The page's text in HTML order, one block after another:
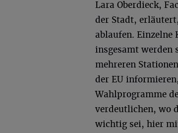
Lara Oberdieck,
der Stadt,
ablaufen. Einzelne
insgesamt werden
mehreren
der EU
Wahlprogramme
verdeutlichen, wo
wichtig sei, hier